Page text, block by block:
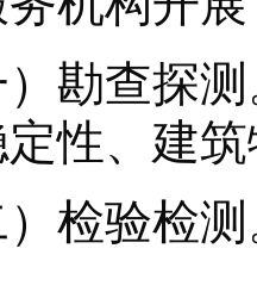
查探测
性、建
验检测